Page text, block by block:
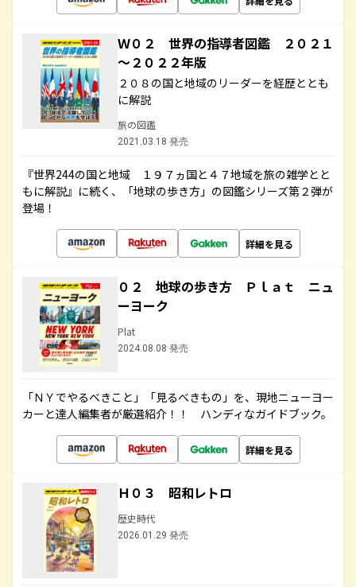
Ｗ０２ 世界の指導者図鑑 ２０２１
～２０２２年版
２０８の国と地域のリーダーを経歴ととも
に解説
旅の図鑑
2021.03.18 発売
『世界244の国と地域 １９７ヵ国と４７地域を旅の雑学とと
もに解説』に続く、「地球の歩き方」の図鑑シリーズ第２弾が
登場！
詳細を見る
０２ 地球の歩き方 Ｐｌａｔ ニュ
ーヨーク
Plat
2024.08.08 発売
「ＮＹでやるべきこと」「見るべきもの」を、現地ニューヨー
カーと達人編集者が厳選紹介！！ ハンディなガイドブック。
詳細を見る
Ｈ０３ 昭和レトロ
歴史時代
2026.01.29 発売